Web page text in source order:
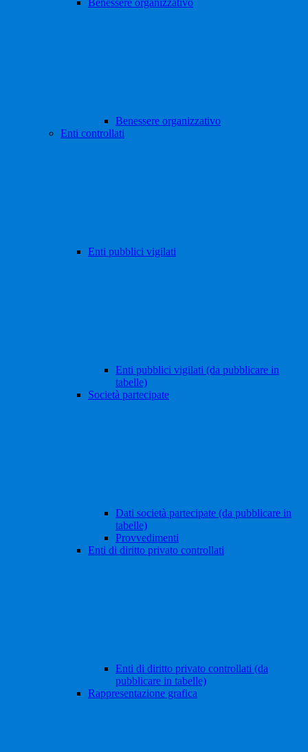
Benessere organizzativo
Benessere organizzativo
Enti controllati
Enti pubblici vigilati
Enti pubblici vigilati (da pubblicare in
tabelle)
Società partecipate
Dati società partecipate (da pubblicare in
tabelle)
Provvedimenti
Enti di diritto privato controllati
Enti di diritto privato controllati (da
pubblicare in tabelle)
Rappresentazione grafica